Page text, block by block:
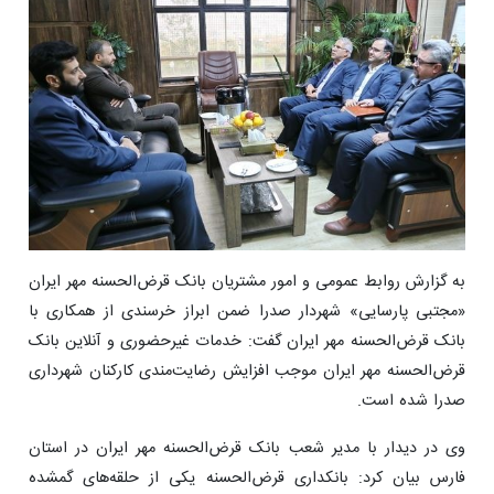
به گزارش روابط عمومی و امور مشتریان بانک قرض‌الحسنه مهر ایران
«مجتبی پارسایی» شهردار صدرا ضمن ابراز خرسندی از همکاری با
بانک قرض‌الحسنه مهر ایران گفت: خدمات غیرحضوری و آنلاین بانک
قرض‌الحسنه مهر ایران موجب افزایش رضایت‌مندی کارکنان شهرداری
صدرا شده است.
وی در دیدار با مدیر شعب بانک قرض‌الحسنه مهر ایران در استان
فارس بیان کرد: بانکداری قرض‌الحسنه یکی از حلقه‌های گمشده